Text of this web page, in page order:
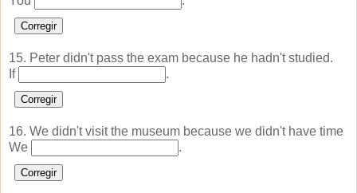
Corregir
15. Peter didn't pass the exam because he hadn't studied.
If
.
Corregir
16. We didn't visit the museum because we didn't have time
We
.
Corregir